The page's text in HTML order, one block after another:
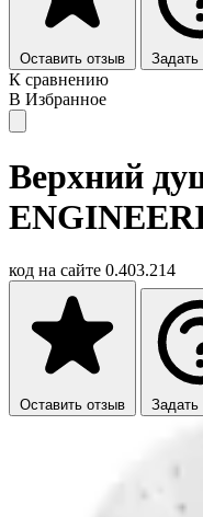
Оставить отзыв Задать
К сравнению
В Избранное
Верхний
код на сайте 0.403.214
Оставить отзыв Задать